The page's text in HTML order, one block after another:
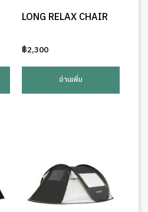
LONG RELAX CHAIR
฿2,300
อ่านเพิ่ม